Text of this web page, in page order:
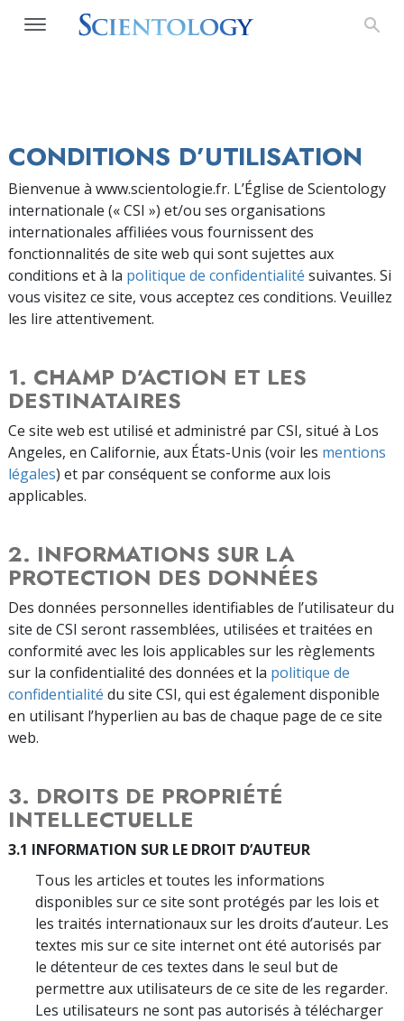
CONDITIONS D’UTILISATION
Bienvenue à www.scientologie.fr. L’Église de Scientology
internationale (« CSI ») et/ou ses organisations
internationales affiliées vous fournissent des
fonctionnalités de site web qui sont sujettes aux
conditions et à la politique de confidentialité suivantes. Si
vous visitez ce site, vous acceptez ces conditions. Veuillez
les lire attentivement.
1. CHAMP D’ACTION ET LES
DESTINATAIRES
Ce site web est utilisé et administré par CSI, situé à Los
Angeles, en Californie, aux États-Unis (voir les mentions
légales) et par conséquent se conforme aux lois
applicables.
2. INFORMATIONS SUR LA
PROTECTION DES DONNÉES
Des données personnelles identifiables de l’utilisateur du
site de CSI seront rassemblées, utilisées et traitées en
conformité avec les lois applicables sur les règlements
sur la confidentialité des données et la politique de
confidentialité du site CSI, qui est également disponible
en utilisant l’hyperlien au bas de chaque page de ce site
web.
3. DROITS DE PROPRIÉTÉ
INTELLECTUELLE
3.1 INFORMATION SUR LE DROIT D’AUTEUR
Tous les articles et toutes les informations
disponibles sur ce site sont protégés par les lois et
les traités internationaux sur les droits d’auteur. Les
textes mis sur ce site internet ont été autorisés par
le détenteur de ces textes dans le seul but de
permettre aux utilisateurs de ce site de les regarder.
Les utilisateurs ne sont pas autorisés à télécharger